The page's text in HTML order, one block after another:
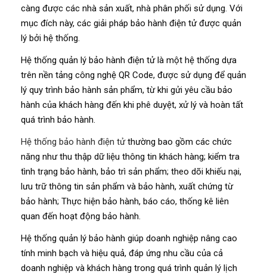
càng được các nhà sản xuất, nhà phân phối sử dụng. Với
mục đích này, các giải pháp bảo hành điện tử được quản
lý bởi hệ thống.
Hệ thống quản lý bảo hành điện tử là một hệ thống dựa
trên nền tảng công nghệ QR Code, được sử dụng để quản
lý quy trình bảo hành sản phẩm, từ khi gửi yêu cầu bảo
hành của khách hàng đến khi phê duyệt, xử lý và hoàn tất
quá trình bảo hành.
Hệ thống bảo hành điện tửthường bao gồm các chức
năng như thu thập dữ liệu thông tin khách hàng; kiểm tra
tình trạng bảo hành, bảo trì sản phẩm; theo dõi khiếu nại,
lưu trữ thông tin sản phẩm và bảo hành, xuất chứng từ
bảo hành; Thực hiện bảo hành, báo cáo, thống kê liên
quan đến hoạt động bảo hành.
Hệ thống quản lý bảo hành giúp doanh nghiệp nâng cao
tính minh bạch và hiệu quả, đáp ứng nhu cầu của cả
doanh nghiệp và khách hàng trong quá trình quản lý lịch